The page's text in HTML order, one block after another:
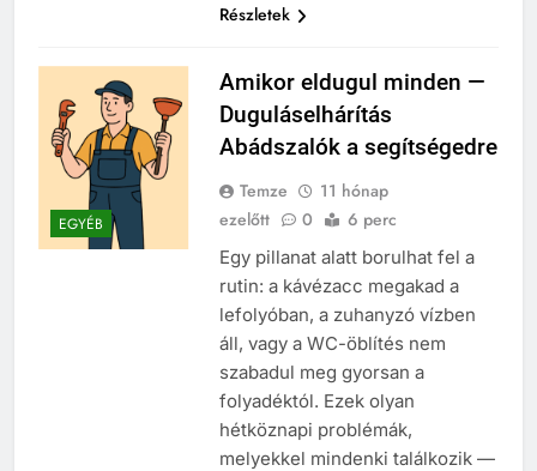
Részletek
EGYÉB
Amikor eldugul minden —
Duguláselhárítás
Abádszalók a segítségedre
Temze
11 hónap
ezelőtt
0 6 perc
Egy pillanat alatt borulhat fel a
rutin: a kávézacc megakad a
lefolyóban, a zuhanyzó vízben
áll, vagy a WC-öblítés nem
szabadul meg gyorsan a
folyadéktól. Ezek olyan
hétköznapi problémák,
melyekkel mindenki találkozik —